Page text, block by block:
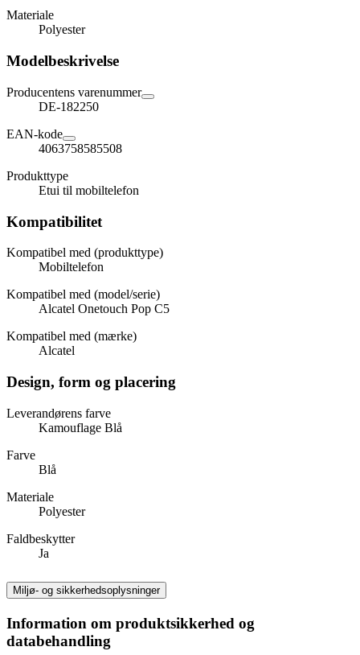
Materiale
Polyester
Modelbeskrivelse
Producentens varenummer
DE-182250
EAN-kode
4063758585508
Produkttype
Etui til mobiltelefon
Kompatibilitet
Kompatibel med (produkttype)
Mobiltelefon
Kompatibel med (model/serie)
Alcatel Onetouch Pop C5
Kompatibel med (mærke)
Alcatel
Design, form og placering
Leverandørens farve
Kamouflage Blå
Farve
Blå
Materiale
Polyester
Faldbeskytter
Ja
Miljø- og sikkerhedsoplysninger
Information om produktsikkerhed og
databehandling